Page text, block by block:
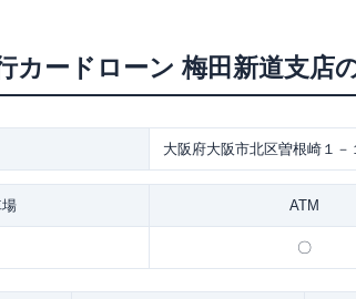
カードローン 梅田新道支店
大阪府大阪市北区曽根崎１－
ATM
〇